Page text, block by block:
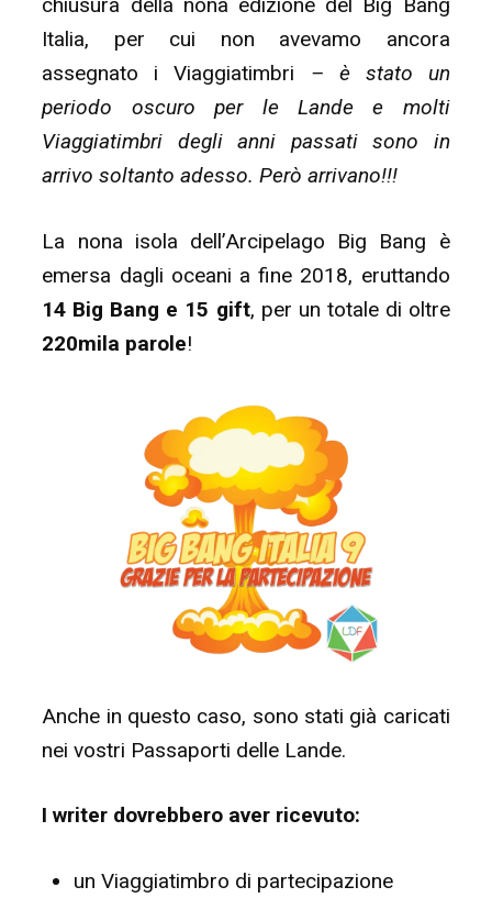
chiusura della nona edizione del Big Bang
Italia, per cui non avevamo ancora
assegnato i Viaggiatimbri – è stato un
periodo oscuro per le Lande e molti
Viaggiatimbri degli anni passati sono in
arrivo soltanto adesso. Però arrivano!!!
La nona isola dell’Arcipelago Big Bang è
emersa dagli oceani a fine 2018, eruttando
14 Big Bang e 15 gift, per un totale di oltre
220mila parole!
Anche in questo caso, sono stati già caricati
nei vostri Passaporti delle Lande.
I writer dovrebbero aver ricevuto:
un Viaggiatimbro di partecipazione